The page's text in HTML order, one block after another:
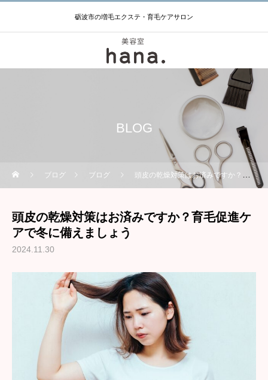
砺波市の増毛エクステ・育毛ケアサロン
BLOG
ブログ ブログ 頭皮の乾燥対策はお済みですか？育毛促進ケアで冬に備えましょう
頭皮の乾燥対策はお済みですか？育毛促進ケ
アで冬に備えましょう
2024.11.30